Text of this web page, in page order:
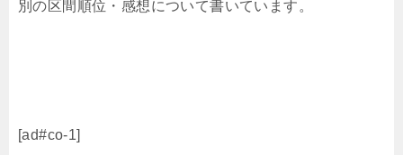
別の区間順位・感想について書いています。
[ad#co-1]